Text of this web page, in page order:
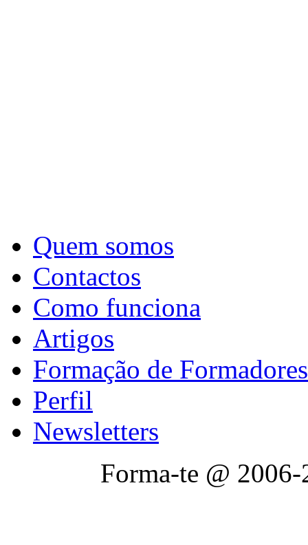
Quem somos
Contactos
Como funciona
Artigos
Formação de Formadores
Perfil
Newsletters
Forma-te @